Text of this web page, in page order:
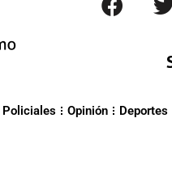
Policiales Opinión Deportes